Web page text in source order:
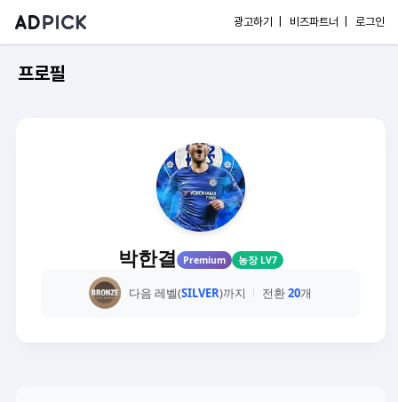
광고하기 | 비즈파트너 | 로그인
프로필
박한결 Premium 농장 LV7
다음 레벨(SILVER)까지 전환20개